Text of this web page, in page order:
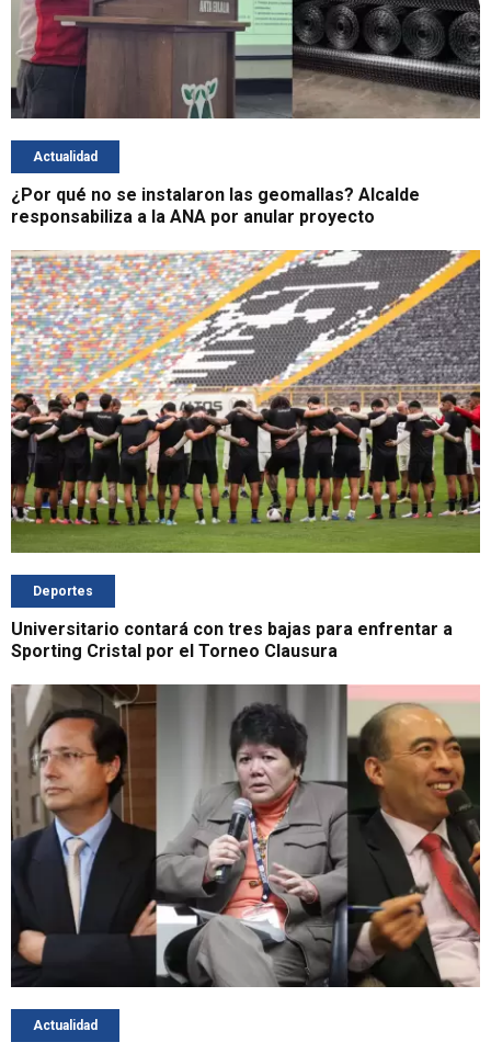
Actualidad
¿Por qué no se instalaron las geomallas? Alcalde
responsabiliza a la ANA por anular proyecto
Deportes
Universitario contará con tres bajas para enfrentar a
Sporting Cristal por el Torneo Clausura
Actualidad